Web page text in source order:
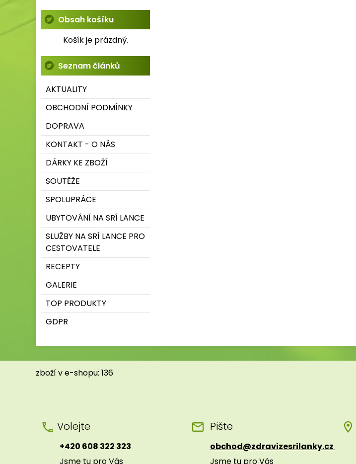
Obsah košíku
Košík je prázdný.
Seznam článků
AKTUALITY
OBCHODNÍ PODMÍNKY
DOPRAVA
KONTAKT - O NÁS
DÁRKY KE ZBOŽÍ
SOUTĚŽE
SPOLUPRÁCE
UBYTOVÁNÍ NA SRÍ LANCE
SLUŽBY NA SRÍ LANCE PRO
CESTOVATELE
RECEPTY
GALERIE
TOP PRODUKTY
GDPR
zboží v e-shopu: 136
Volejte
+420 608 322 323
Jsme tu pro Vás
Pište
obchod@zdravizesrilanky.cz
Jsme tu pro Vás